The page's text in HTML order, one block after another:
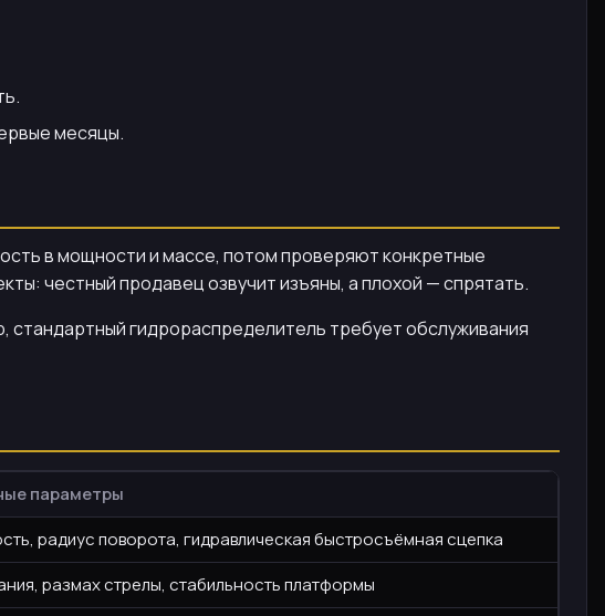
месяцы.
в мощности и массе, потом проверяют конкретные
честный продавец озвучит изъяны, а плохой — спрятать.
гидрораспределитель требует обслуживания
параметры
радиус поворота, гидравлическая быстросъёмная сцепка
размах стрелы, стабильность платформы